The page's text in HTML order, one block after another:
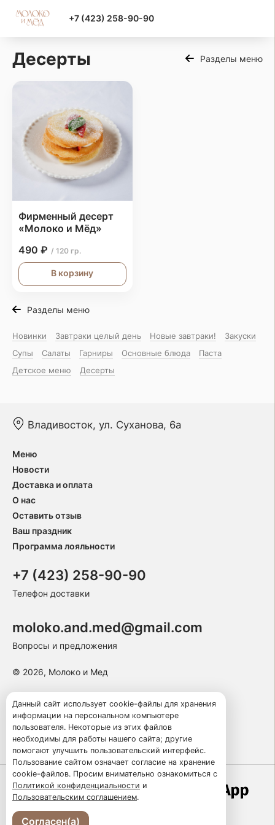
+7 (423) 258-90-90
Десерты Разделы меню
Фирменный десерт
«Молоко и Мёд»
490 ₽ / 120 гр.
В корзину
Разделы меню
Новинки Завтраки целый день Новые завтраки!
Закуски
Супы
Салаты Гарниры Основные блюда
Паста
Детское меню
Десерты
Владивосток, ул. Суханова, 6а
Меню
Новости
Доставка и оплата
О нас
Оставить отзыв
Ваш праздник
Программа лояльности
+7 (423) 258-90-90
Телефон доставки
moloko.and.med@gmail.com
Вопросы и предложения
© 2026, Молоко и Мед
Пользовательское соглашение
Политика конфиденциальности
Публичная оферта
Работает по технологии
Данный сайт использует cookie-файлы для хранения
информации на персональном компьютере
пользователя. Некоторые из этих файлов
необходимы для работы нашего сайта; другие
помогают улучшить пользовательский интерфейс.
Пользование сайтом означает согласие на хранение
cookie-файлов. Просим внимательно ознакомиться с
Политикой конфиденциальности и
Пользовательским соглашением.
Согласен(а)